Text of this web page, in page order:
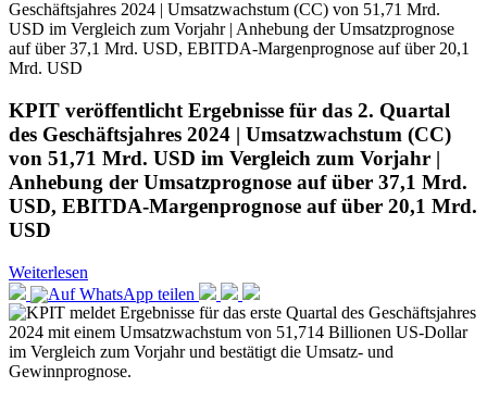
KPIT veröffentlicht Ergebnisse für das 2. Quartal
des Geschäftsjahres 2024 | Umsatzwachstum (CC)
von 51,71 Mrd. USD im Vergleich zum Vorjahr |
Anhebung der Umsatzprognose auf über 37,1 Mrd.
USD, EBITDA-Margenprognose auf über 20,1 Mrd.
USD
Weiterlesen